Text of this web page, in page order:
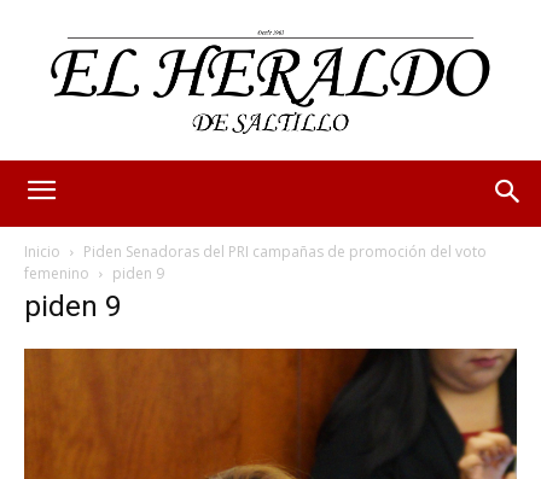
Inicio
Piden Senadoras del PRI campañas de promoción del voto
femenino
piden 9
piden 9